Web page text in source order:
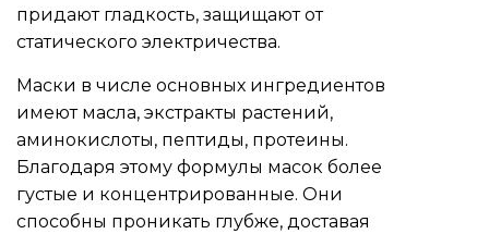
придают гладкость, защищают от
статического электричества.
Маски в числе основных ингредиентов
имеют масла, экстракты растений,
аминокислоты, пептиды, протеины.
Благодаря этому формулы масок более
густые и концентрированные. Они
способны проникать глубже, доставая